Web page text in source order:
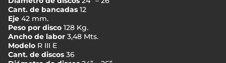
Cant. de bancadas 12
Eje 42 mm.
Peso por disco 128 Kg.
Ancho de labor 3,48 Mts.
Modelo R III E
Cant. de discos 36